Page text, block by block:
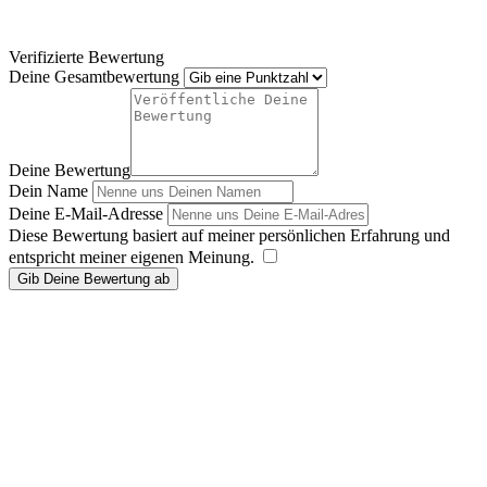
Verifizierte Bewertung
Deine Gesamtbewertung
Deine Bewertung
Dein Name
Deine E-Mail-Adresse
Diese Bewertung basiert auf meiner persönlichen Erfahrung und
entspricht meiner eigenen Meinung.
Gib Deine Bewertung ab